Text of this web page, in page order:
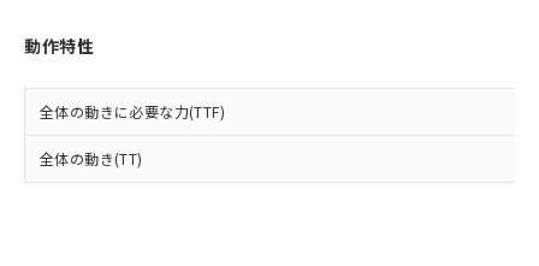
動作特性
全体の動きに必要な力(TTF)
全体の動き(TT)
品・サービスに関するお客様との取
引・商談に必要な範囲で利用すること
※当社の共同利用者とは、
の共同利用に関して"
の「1.共同利
とができます。
EU RoHS指令（10物質）の非含有証明書
51物質の非含有証明書（当社基準）
合意する